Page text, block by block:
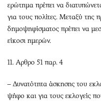
ερώτημα πρέπει να
για τους πολίτες. Μεταξύ της
δημοψηφίσματος πρέπει να
είκοσι ημερών.
11. Αρθρο 51 παρ. 4
– Δυνατότητα άσκησης του
ψήφο και για τους εκλογείς